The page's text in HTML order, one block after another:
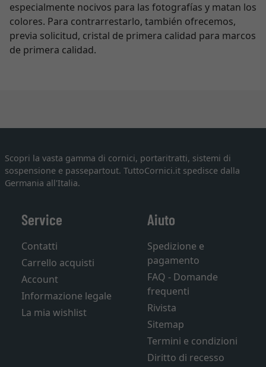
especialmente nocivos para las fotografías y matan los
colores. Para contrarrestarlo, también ofrecemos,
previa solicitud, cristal de primera calidad para marcos
de primera calidad.
Scopri la vasta gamma di cornici, portaritratti, sistemi di
sospensione e passepartout. TuttoCornici.it spedisce dalla
Germania all'Italia.
Service
Contatti
Carrello acquisti
Account
Informazione legale
La mia wishlist
Aiuto
Spedizione e
pagamento
FAQ - Domande
frequenti
Rivista
Sitemap
Termini e condizioni
Diritto di recesso